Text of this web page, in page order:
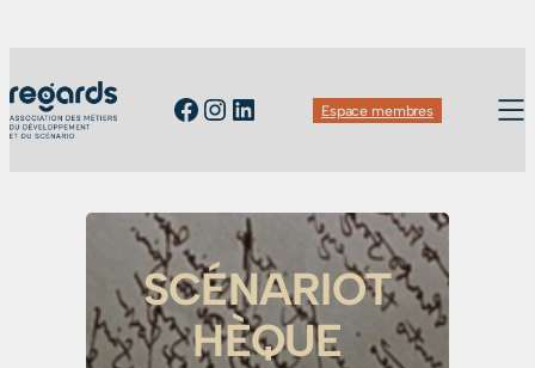
Facebook
Instagram
LinkedInEspace membres
SCÉNARIOT
HÈQUE